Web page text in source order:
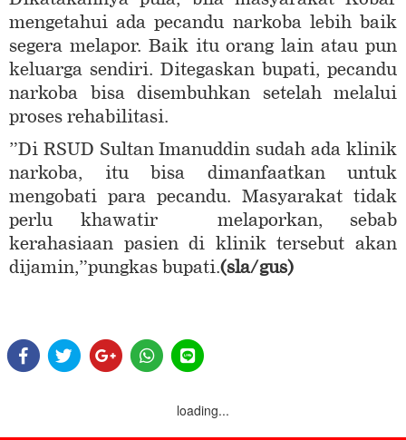
mengetahui ada pecandu narkoba lebih baik
segera melapor. Baik itu orang lain atau pun
keluarga sendiri. Ditegaskan bupati, pecandu
narkoba bisa disembuhkan setelah melalui
proses rehabilitasi.
”Di RSUD Sultan Imanuddin sudah ada klinik
narkoba, itu bisa dimanfaatkan untuk
mengobati para pecandu. Masyarakat tidak
perlu khawatir melaporkan, sebab
kerahasiaan pasien di klinik tersebut akan
dijamin,”pungkas bupati.(sla/gus)
loading...